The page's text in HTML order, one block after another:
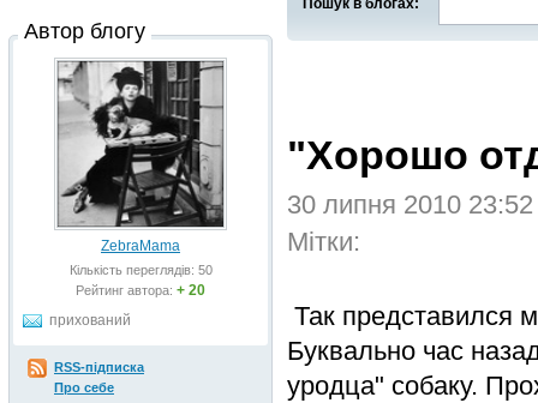
Пошук в блогах:
"Хорошо
30 липня 2010
Мітки:
Так представился
Буквально час
уродца" собаку.
Автор блогу
ZebraMama
Кількість переглядів: 50
Рейтинг автора: + 20
прихований
RSS-підписка
Про себе